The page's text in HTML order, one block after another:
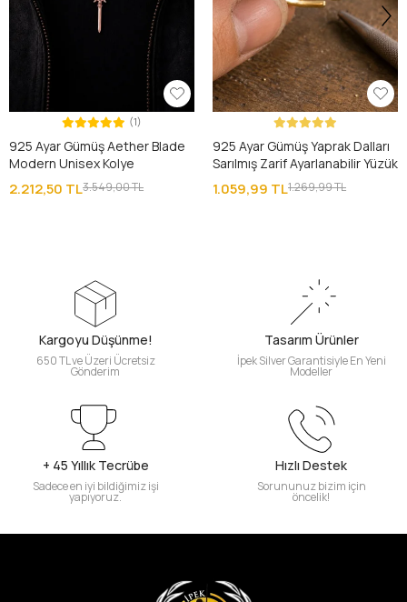
(1)
925 Ayar Gümüş Aether Blade
Modern Unisex Kolye
2.212,50 TL3.549,00 TL
925 Ayar Gümüş Yaprak Dalları
Sarılmış Zarif Ayarlanabilir Yüzük
1.059,99 TL1.269,99 TL
Kargoyu Düşünme!
650 TL ve Üzeri Ücretsiz
Gönderim
Tasarım Ürünler
İpek Silver Garantisiyle En Yeni
Modeller
+ 45 Yıllık Tecrübe
Sadece en iyi bildiğimiz işi
yapıyoruz.
Hızlı Destek
Sorununuz bizim için
öncelik!